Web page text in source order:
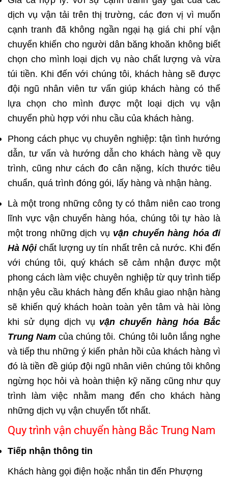
dịch vụ vận tải trên thị trường, các đơn vị vì muốn
cạnh tranh đã không ngần ngại hạ giá chi phí vận
chuyển khiến cho người dân băng khoăn không biết
chọn cho mình loại dịch vụ nào chất lượng và vừa
túi tiền. Khi đến với chúng tôi, khách hàng sẽ được
đội ngũ nhân viên tư vấn giúp khách hàng có thể
lựa chọn cho mình được một loại dịch vụ vận
chuyển phù hợp với nhu cầu của khách hàng.
Phong cách phục vụ chuyên nghiệp: tận tình hướng
dẫn, tư vấn và hướng dẫn cho khách hàng về quy
trình, cũng như cách đo cân nặng, kích thước tiêu
chuẩn, quá trình đóng gói, lấy hàng và nhận hàng.
Là một trong những công ty có thâm niên cao trong
lĩnh vực vận chuyển hàng hóa, chúng tôi tự hào là
một trong những dịch vụ vận chuyển hàng hóa đi
Hà Nộichất lượng uy tín nhất trên cả nước. Khi đến
với chúng tôi, quý khách sẽ cảm nhận được một
phong cách làm việc chuyên nghiệp từ quy trình tiếp
nhận yêu cầu khách hàng đến khâu giao nhận hàng
sẽ khiến quý khách hoàn toàn yên tâm và hài lòng
khi sử dụng dịch vụ vận chuyển hàng hóa Bắc
Trung Namcủa chúng tôi. Chúng tôi luôn lắng nghe
và tiếp thu những ý kiến phản hồi của khách hàng vì
đó là tiền đề giúp đội ngũ nhân viên chúng tôi không
ngừng học hỏi và hoàn thiện kỹ năng cũng như quy
trình làm việc nhằm mang đến cho khách hàng
những dịch vụ vận chuyển tốt nhất.
Quy trình vận chuyển hàng Bắc Trung Nam
Tiếp nhận thông tin
Khách hàng gọi điện hoặc nhắn tin đến Phượng